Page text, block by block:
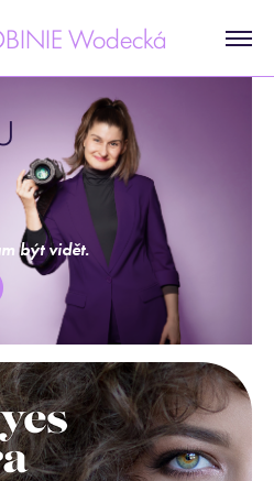
Wodecká
být vidět.